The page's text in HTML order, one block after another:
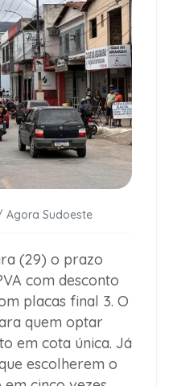
Agora Sudoeste
(29) o prazo
com desconto
placas final 3. O
quem optar
em cota única. Já
escolherem o